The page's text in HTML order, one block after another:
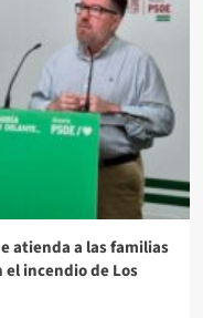
atienda a las familias
el incendio de Los